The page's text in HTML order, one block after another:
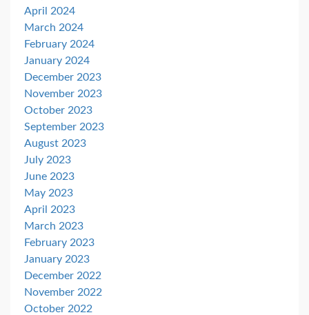
April 2024
March 2024
February 2024
January 2024
December 2023
November 2023
October 2023
September 2023
August 2023
July 2023
June 2023
May 2023
April 2023
March 2023
February 2023
January 2023
December 2022
November 2022
October 2022